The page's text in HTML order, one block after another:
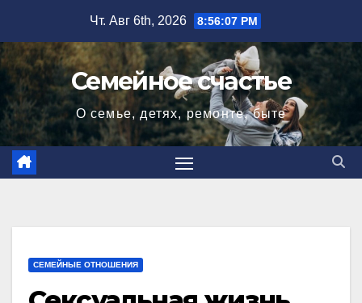
содержимому
Чт. Авг 6th, 2026 8:56:09 PM
Семейное счастье
О семье, детях, ремонте, быте
СЕМЕЙНЫЕ ОТНОШЕНИЯ